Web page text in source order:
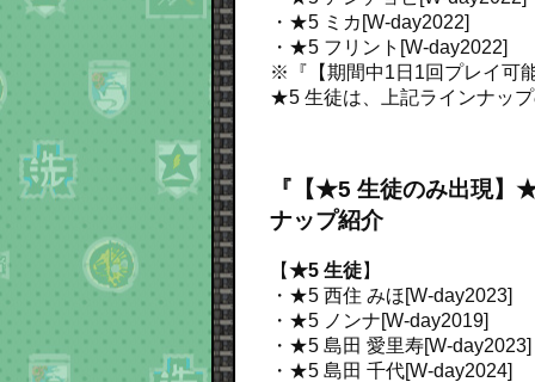
・★5 ミカ[W-day2022]
・★5 フリント[W-day2022]
※『【期間中1日1回プレイ可
★5 生徒は、上記ラインナッ
『【★5 生徒のみ出現】
ナップ紹介
【★5 生徒】
・★5 西住 みほ[W-day2023]
・★5 ノンナ[W-day2019]
・★5 島田 愛里寿[W-day2023]
・★5 島田 千代[W-day2024]